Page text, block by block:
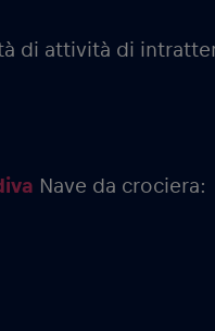
di attività di
Nave da crociera: